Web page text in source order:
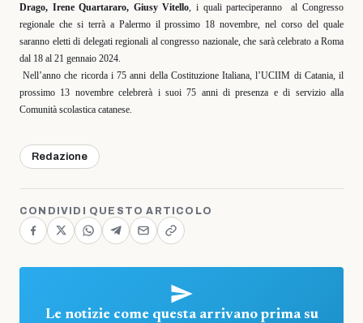
Drago, Irene Quartararo, Giusy Vitello , i quali parteciperanno
al Congresso
regionale che si terrà a Palermo il prossimo 18 novembre, nel corso del quale
saranno eletti di delegati regionali al congresso nazionale, che sarà celebrato a Roma
dal 18 al 21 gennaio 2024.
Nell’anno che ricorda i 75 anni della Costituzione Italiana, l’UCIIM di Catania, il
prossimo 13 novembre celebrerà i suoi 75 anni di presenza e di servizio alla
Comunità scolastica catanese.
Redazione
CONDIVIDI QUESTO ARTICOLO
Le notizie come questa arrivano prima su